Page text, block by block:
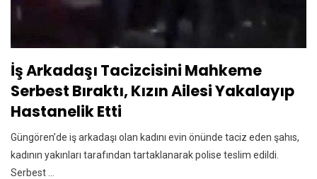
İş Arkadaşı Tacizcisini Mahkeme
Serbest Bıraktı, Kızın Ailesi Yakalayıp
Hastanelik Etti
Güngören’de iş arkadaşı olan kadını evin önünde taciz eden şahıs,
kadının yakınları tarafından tartaklanarak polise teslim edildi.
Serbest ...